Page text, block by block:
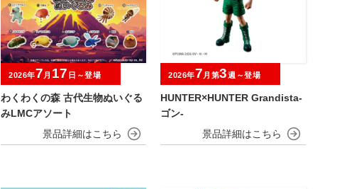
わくわくの森 古代生物ぬいぐる
みLMCアソート
2026年7 月 17 日～登場
HUNTER×HUNTER Grandista-
ゴン-
2026年7 月第3週～登場